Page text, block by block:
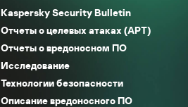
Kaspersky Security Bulletin
Отчеты о целевых атаках (APT)
Отчеты о вредоносном ПО
Исследование
Технологии безопасности
Описание вредоносного ПО